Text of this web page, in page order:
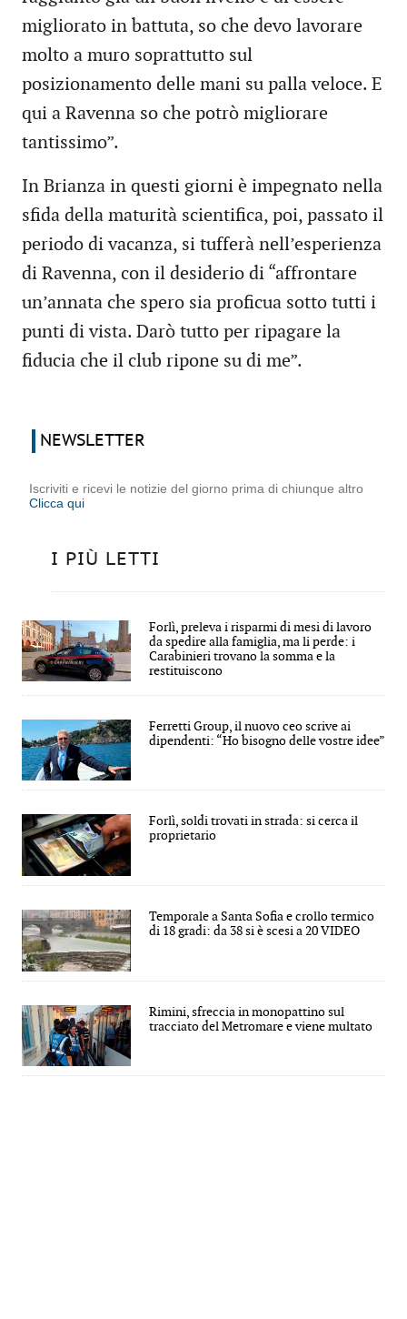
migliorato in battuta, so che devo lavorare
molto a muro soprattutto sul
posizionamento delle mani su palla veloce. E
qui a Ravenna so che potrò migliorare
tantissimo”.
In Brianza in questi giorni è impegnato nella
sfida della maturità scientifica, poi, passato il
periodo di vacanza, si tufferà nell’esperienza
di Ravenna, con il desiderio di “affrontare
un’annata che spero sia proficua sotto tutti i
punti di vista. Darò tutto per ripagare la
fiducia che il club ripone su di me”.
NEWSLETTER
Iscriviti e ricevi le notizie del giorno prima di chiunque altro
Clicca qui
I PIÙ LETTI
Forlì, preleva i risparmi di mesi di lavoro
da spedire alla famiglia, ma li perde: i
Carabinieri trovano la somma e la
restituiscono
Ferretti Group, il nuovo ceo scrive ai
dipendenti: “Ho bisogno delle vostre idee”
Forlì, soldi trovati in strada: si cerca il
proprietario
Temporale a Santa Sofia e crollo termico
di 18 gradi: da 38 si è scesi a 20 VIDEO
Rimini, sfreccia in monopattino sul
tracciato del Metromare e viene multato